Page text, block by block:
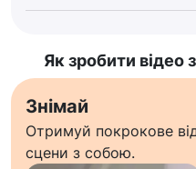
Як зробити відео
Знімай
Отримуй покрокове
сцени з собою.